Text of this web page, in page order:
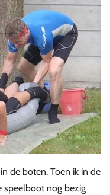
de boten. Toen ik in de
speelboot nog bezig